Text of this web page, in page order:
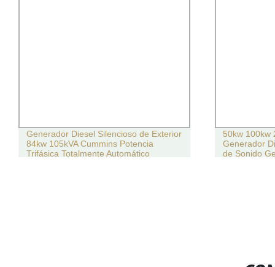
Generador Diesel Silencioso de Exterior
84kw 105kVA Cummins Potencia
Trifásica Totalmente Automático
50kw 100kw
Generador
de Sonido